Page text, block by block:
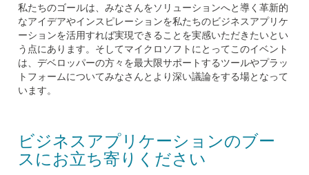
私たちのゴールは、みなさんをソリューションへと導く革新的
なアイデアやインスピレーションを私たちのビジネスアプリケ
ーションを活用すれば実現できることを実感いただきたいとい
う点にあります。そしてマイクロソフトにとってこのイベント
は、デベロッパーの方々を最大限サポートするツールやプラッ
トフォームについてみなさんとより深い議論をする場となって
います。
ビジネスアプリケーションのブー
スにお立ち寄りください